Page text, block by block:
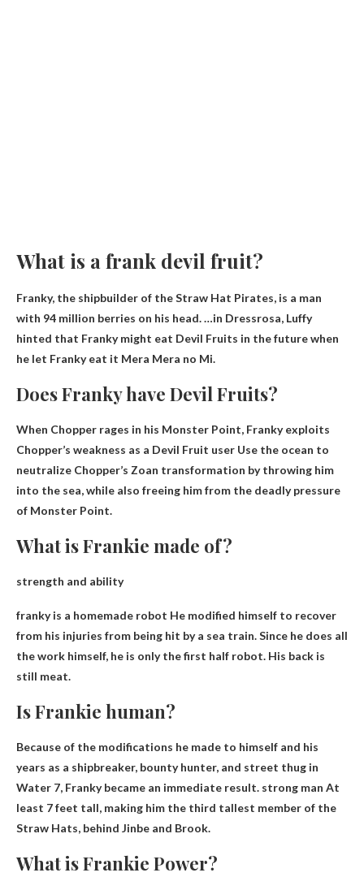
What is a frank devil fruit?
Franky, the shipbuilder of the Straw Hat Pirates, is a man
with 94 million berries on his head. …in Dressrosa, Luffy
hinted that Franky might eat Devil Fruits in the future when
he let Franky eat it Mera Mera no Mi.
Does Franky have Devil Fruits?
When Chopper rages in his Monster Point, Franky exploits
Chopper’s weakness as a Devil Fruit user Use the ocean to
neutralize Chopper’s Zoan transformation by throwing him
into the sea, while also freeing him from the deadly pressure
of Monster Point.
What is Frankie made of?
strength and ability
franky is a homemade robot He modified himself to recover
from his injuries from being hit by a sea train. Since he does all
the work himself, he is only the first half robot. His back is
still meat.
Is Frankie human?
Because of the modifications he made to himself and his
years as a shipbreaker, bounty hunter, and street thug in
Water 7, Franky became an immediate result. strong man At
least 7 feet tall, making him the third tallest member of the
Straw Hats, behind Jinbe and Brook.
What is Frankie Power?